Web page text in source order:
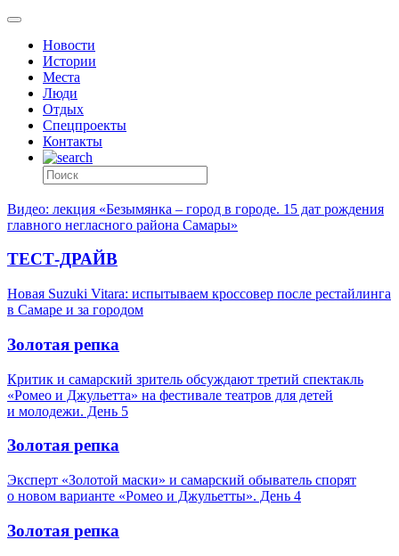
Новости
Истории
Места
Люди
Отдых
Спецпроекты
Контакты
Видео: лекция «Безымянка – город в городе. 15 дат рождения
главного негласного района Самары»
ТЕСТ-ДРАЙВ
Новая Suzuki Vitara: испытываем кроссовер после рестайлинга
в Самаре и за городом
Золотая репка
Критик и самарский зритель обсуждают третий спектакль
«Ромео и Джульетта» на фестивале театров для детей
и молодежи. День 5
Золотая репка
Эксперт «Золотой маски» и самарский обыватель спорят
о новом варианте «Ромео и Джульетты». День 4
Золотая репка